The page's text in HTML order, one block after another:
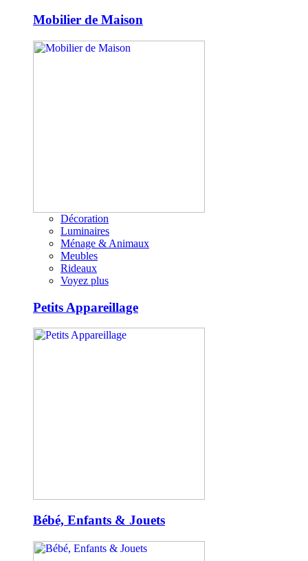
Mobilier de Maison
Décoration
Luminaires
Ménage & Animaux
Meubles
Rideaux
Voyez plus
Petits Appareillage
Bébé, Enfants & Jouets